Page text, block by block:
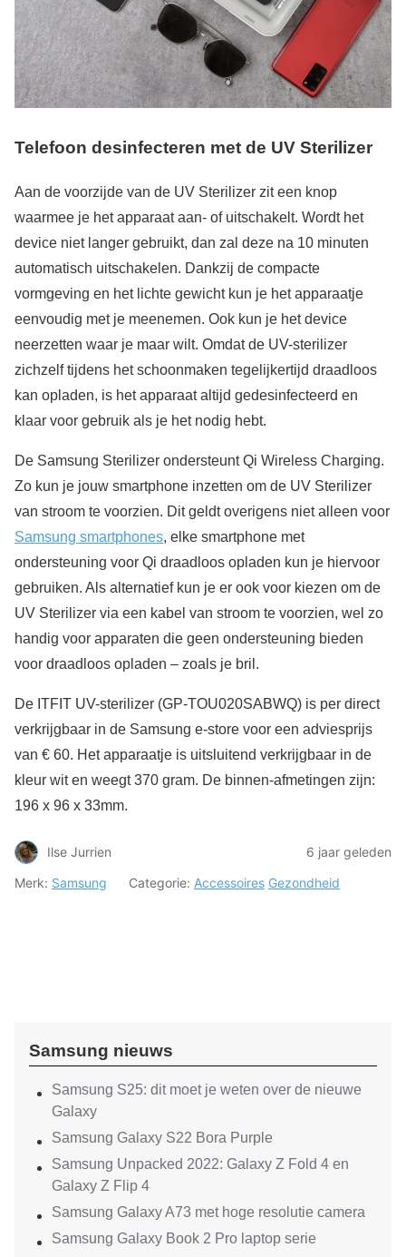
Telefoon desinfecteren met de UV Sterilizer
Aan de voorzijde van de UV Sterilizer zit een knop
waarmee je het apparaat aan- of uitschakelt. Wordt het
device niet langer gebruikt, dan zal deze na 10 minuten
automatisch uitschakelen. Dankzij de compacte
vormgeving en het lichte gewicht kun je het apparaatje
eenvoudig met je meenemen. Ook kun je het device
neerzetten waar je maar wilt. Omdat de UV-sterilizer
zichzelf tijdens het schoonmaken tegelijkertijd draadloos
kan opladen, is het apparaat altijd gedesinfecteerd en
klaar voor gebruik als je het nodig hebt.
De Samsung Sterilizer ondersteunt Qi Wireless Charging.
Zo kun je jouw smartphone inzetten om de UV Sterilizer
van stroom te voorzien. Dit geldt overigens niet alleen voor
Samsung smartphones, elke smartphone met
ondersteuning voor Qi draadloos opladen kun je hiervoor
gebruiken. Als alternatief kun je er ook voor kiezen om de
UV Sterilizer via een kabel van stroom te voorzien, wel zo
handig voor apparaten die geen ondersteuning bieden
voor draadloos opladen – zoals je bril.
De ITFIT UV-sterilizer (GP-TOU020SABWQ) is per direct
verkrijgbaar in de Samsung e-store voor een adviesprijs
van € 60. Het apparaatje is uitsluitend verkrijgbaar in de
kleur wit en weegt 370 gram. De binnen-afmetingen zijn:
196 x 96 x 33mm.
Ilse Jurrien
6 jaar geleden
Merk: Samsung Categorie: Accessoires Gezondheid
Samsung nieuws
Samsung S25: dit moet je weten over de nieuwe
Galaxy
Samsung Galaxy S22 Bora Purple
Samsung Unpacked 2022: Galaxy Z Fold 4 en
Galaxy Z Flip 4
Samsung Galaxy A73 met hoge resolutie camera
Samsung Galaxy Book 2 Pro laptop serie